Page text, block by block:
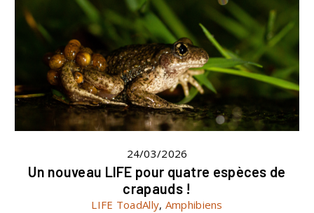
24/03/2026
Un nouveau LIFE pour quatre espèces de
crapauds !
LIFE ToadAlly, Amphibiens